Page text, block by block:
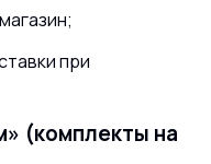
при
(комплекты на